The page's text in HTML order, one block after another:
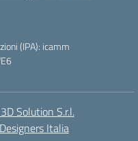
(IPA): icamm
Solution S.r.l.
Italia